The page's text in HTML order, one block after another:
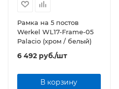
Рамка на 5 постов
Werkel WL17-Frame-05
Palacio (хром / белый)
6 492 руб./шт
В корзину